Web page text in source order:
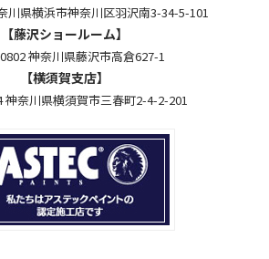
川県横浜市神奈川区羽沢南3-34-5-101
【藤沢ショールーム】
神奈川県藤沢市高倉627-1
【横須賀支店】
神奈川県横須賀市三春町2-4-2-201